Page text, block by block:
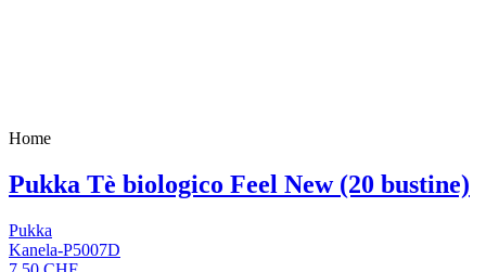
Home
Pukka Tè biologico Feel New (20 bustine)
Pukka
Kanela-P5007D